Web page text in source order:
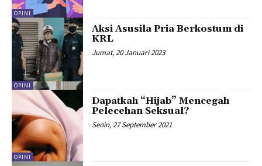
OPINI
OPINI
Aksi Asusila Pria Berkostum di
KRL
Jumat, 20 Januari 2023
OPINI
Dapatkah “Hijab” Mencegah
Pelecehan Seksual?
Senin, 27 September 2021